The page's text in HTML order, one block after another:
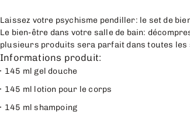
Laissez votre psychisme pendiller: le set de
Le bien-être dans votre salle de bain:
plusieurs produits sera parfait dans toutes les
Informations produit:
145 ml gel douche
145 ml lotion pour le corps
145 ml shampoing